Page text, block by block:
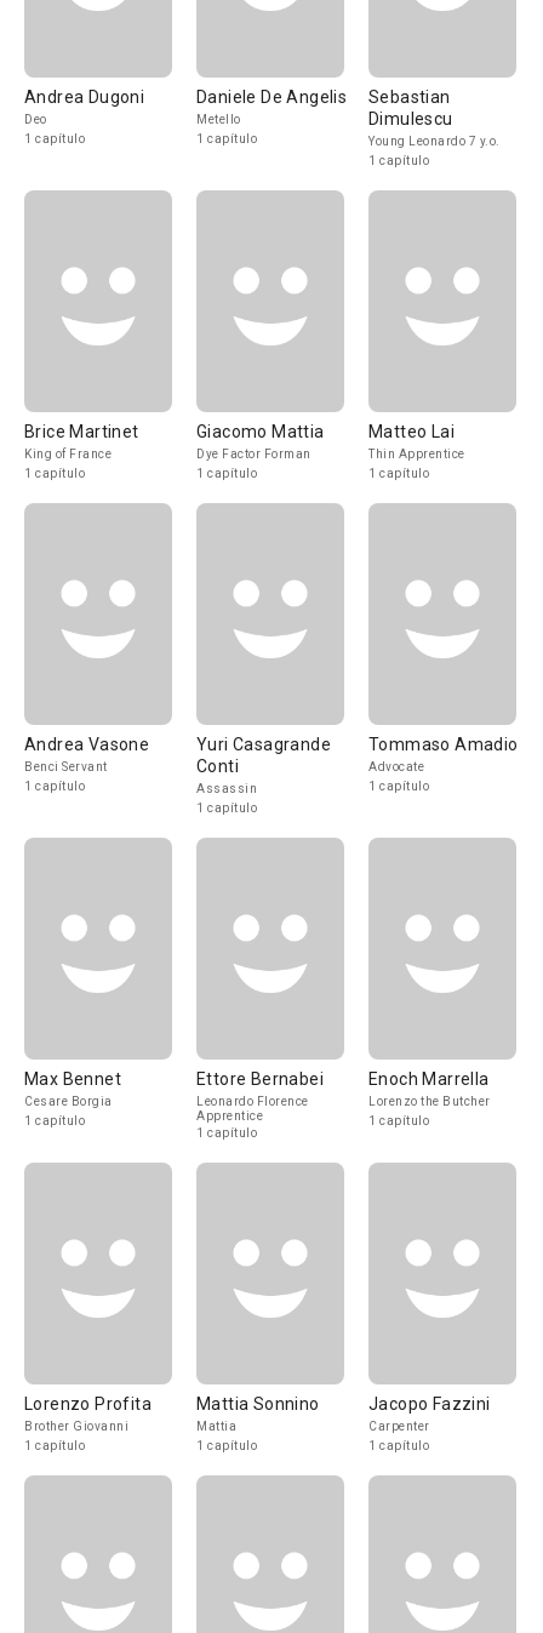
Andrea Dugoni
Deo
1 capítulo
Daniele De Angelis
Metello
1 capítulo
Sebastian
Dimulescu
Young Leonardo 7 y.o.
1 capítulo
Brice Martinet
King of France
1 capítulo
Giacomo Mattia
Dye Factor Forman
1 capítulo
Matteo Lai
Thin Apprentice
1 capítulo
Andrea Vasone
Benci Servant
1 capítulo
Yuri Casagrande
Conti
Assassin
1 capítulo
Tommaso Amadio
Advocate
1 capítulo
Max Bennet
Cesare Borgia
1 capítulo
Ettore Bernabei
Leonardo Florence
Apprentice
1 capítulo
Enoch Marrella
Lorenzo the Butcher
1 capítulo
Lorenzo Profita
Brother Giovanni
1 capítulo
Mattia Sonnino
Mattia
1 capítulo
Jacopo Fazzini
Carpenter
1 capítulo